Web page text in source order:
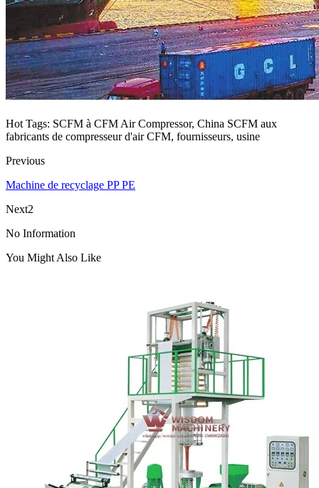
Hot Tags: SCFM à CFM Air Compressor, China SCFM aux
fabricants de compresseur d'air CFM, fournisseurs, usine
Previous
Machine de recyclage PP PE
Next2
No Information
You Might Also Like